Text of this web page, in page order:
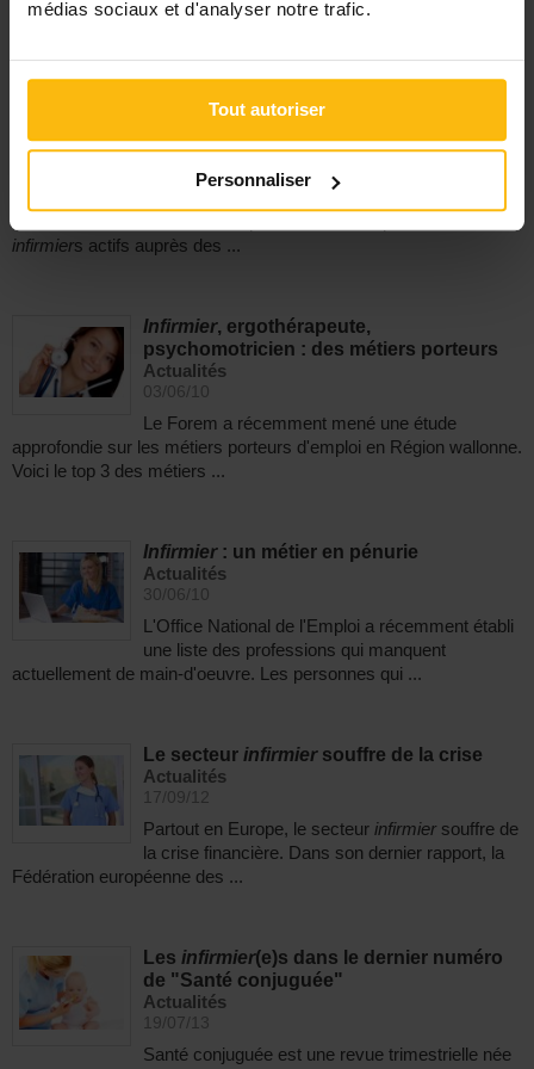
médias sociaux et d'analyser notre trafic.
Tout autoriser
Personnaliser
sujet de la création ...
infirmier
: inscriptions à la journée
Actualités
infirmiers actifs auprès des ...
Infirmier, ergothérapeute,
psychomotricien : des métiers porteurs
Actualités
03/06/10
Le Forem a récemment mené une étude
approfondie sur les métiers porteurs d'emploi en Région wallonne.
Voici le top 3 des métiers ...
Infirmier: un métier en pénurie
Actualités
30/06/10
L'Office National de l'Emploi a récemment établi
une liste des professions qui manquent
actuellement de main-d'oeuvre. Les personnes qui ...
Le secteur infirmiersouffre de la crise
Actualités
17/09/12
Partout en Europe, le secteur infirmier souffre de
la crise financière. Dans son dernier rapport, la
Fédération européenne des ...
Les infirmier(e)s dans le dernier numéro
de "Santé conjuguée"
Actualités
19/07/13
Santé conjuguée est une revue trimestrielle née